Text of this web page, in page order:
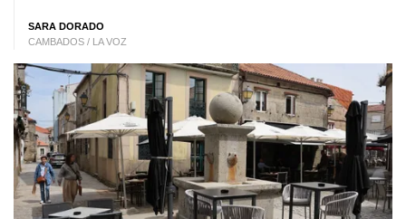
SARA DORADO
CAMBADOS / LA VOZ